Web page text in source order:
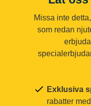
Missa inte
som redan
Exklusiva
rabatter